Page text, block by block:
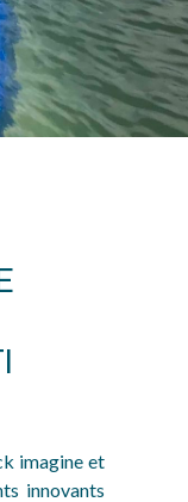
imagine et
innovants